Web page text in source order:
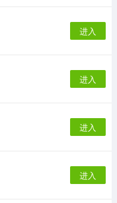
进入
进入
进入
进入